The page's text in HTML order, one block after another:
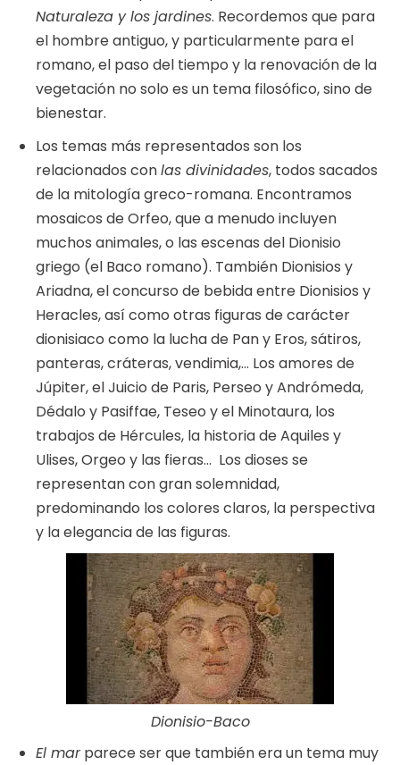
Naturaleza y los jardines. Recordemos que para
el hombre antiguo, y particularmente para el
romano, el paso del tiempo y la renovación de la
vegetación no solo es un tema filosófico, sino de
bienestar.
Los temas más representados son los
relacionados conlas divinidades, todos sacados
de la mitología greco-romana. Encontramos
mosaicos de Orfeo, que a menudo incluyen
muchos animales, o las escenas del Dionisio
griego (el Baco romano). También Dionisios y
Ariadna, el concurso de bebida entre Dionisios y
Heracles, así como otras figuras de carácter
dionisiaco como la lucha de Pan y Eros, sátiros,
panteras, cráteras, vendimia,… Los amores de
Júpiter, el Juicio de Paris, Perseo y Andrómeda,
Dédalo y Pasiffae, Teseo y el Minotaura, los
trabajos de Hércules, la historia de Aquiles y
Ulises, Orgeo y las fieras… Los dioses se
representan con gran solemnidad,
predominando los colores claros, la perspectiva
y la elegancia de las figuras.
Dionisio-Baco
El marparece ser que también era un tema muy